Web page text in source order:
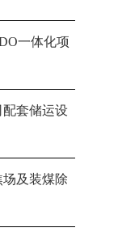
一体化项
配套储运设
及装煤除